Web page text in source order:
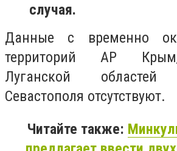
случая.
Данные с временно
территорий АР
Луганской
Севастополя отсутствуют.
Читайте также: